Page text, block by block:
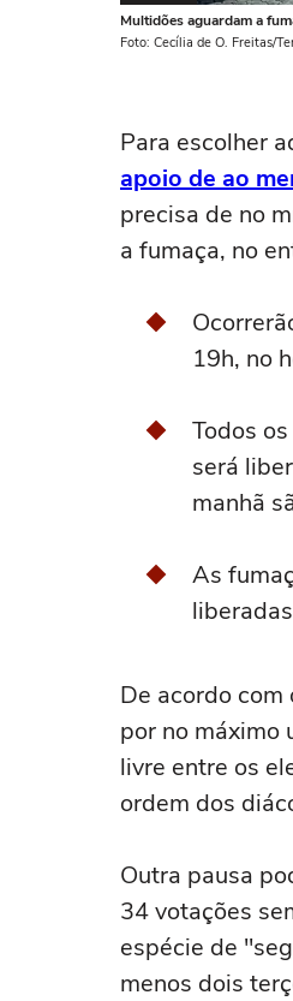
Multidões aguardam a
Foto: Cecília de O. Freitas/
Para escolher
apoio de ao
precisa de no
a fumaça, no
19h, no
Todos
será
manhã
As
De acordo
por no máximo
livre entre os
ordem dos
Outra pausa
34 votações
espécie de
menos dois